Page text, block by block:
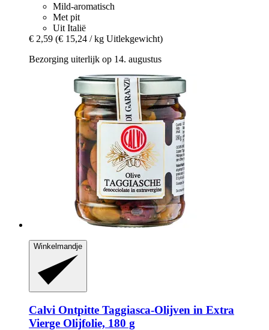
Mild-aromatisch
Met pit
Uit Italië
€ 2,59 (€ 15,24 / kg Uitlekgewicht)
Bezorging uiterlijk op 14. augustus
Winkelmandje
Calvi Ontpitte Taggiasca-​Olijven in Extra
Vierge Olijfolie, 180 g